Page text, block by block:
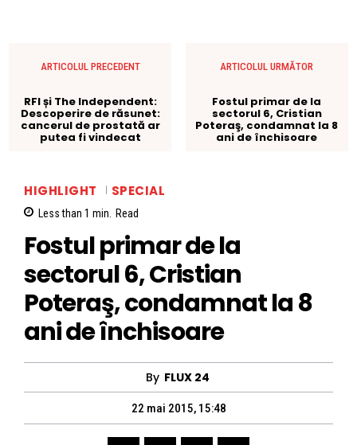
ARTICOLUL PRECEDENT
RFI și The Independent:
Descoperire de răsunet:
cancerul de prostată ar
putea fi vindecat
ARTICOLUL URMĂTOR
Fostul primar de la
sectorul 6, Cristian
Poteraş, condamnat la 8
ani de închisoare